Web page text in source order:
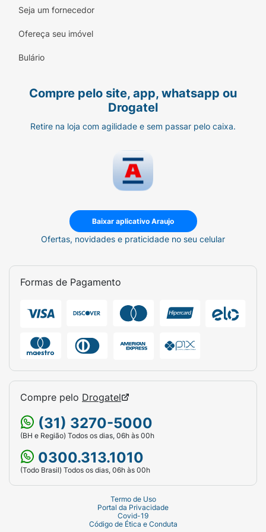
saudável e hidratado
• O cabelo adquire corpo, aumenta a
resistência à quebra, ideal para cabelos
• Resgata profundamente ate mesmo o
cabelo mais danificado. Contém as vitaminas
necessárias para fazer o cabelo crescer e dar
mais volume
• Fórmula com lipídios e antioxidantes que
são absorvidos instantaneamente ajudando a
recuperar o cabelo quebrado
Seja um fornecedor
Ofereça seu imóvel
Bulário
Compre pelo site, app, whatsapp ou
Drogatel
Retire na loja com agilidade e sem passar pelo caixa.
Baixar aplicativo Araujo
Ofertas, novidades e praticidade no seu celular
Formas de Pagamento
Compre pelo Drogatel
(31) 3270-5000
(BH e Região) Todos os dias, 06h às 00h
0300.313.1010
(Todo Brasil) Todos os dias, 06h às 00h
Termo de Uso
Portal da Privacidade
Covid-19
Código de Ética e Conduta